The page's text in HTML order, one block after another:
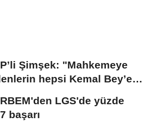
Şimşek: "Mahkemeye
hepsi Kemal Bey’e
LGS'de yüzde
başarı